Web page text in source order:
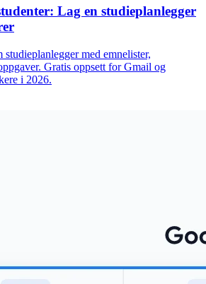
Lag en studieplanlegger
med emnelister,
Gratis oppsett for Gmail og
i 2026.